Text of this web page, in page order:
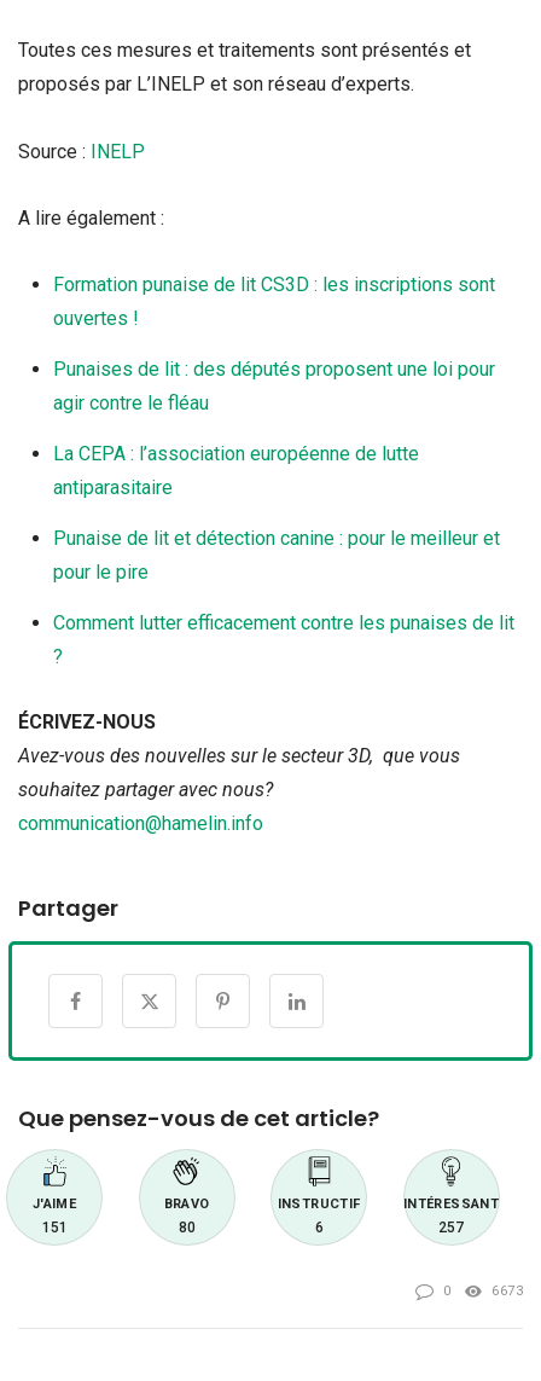
Toutes ces mesures et traitements sont présentés et
proposés par L’INELP et son réseau d’experts.
Source : INELP
A lire également :
Formation punaise de lit CS3D : les inscriptions sont
ouvertes !
Punaises de lit : des députés proposent une loi pour
agir contre le fléau
La CEPA : l’association européenne de lutte
antiparasitaire
Punaise de lit et détection canine : pour le meilleur et
pour le pire
Comment lutter efficacement contre les punaises de lit
?
ÉCRIVEZ-NOUS
Avez-vous des nouvelles sur le secteur 3D, que vous
souhaitez partager avec nous?
communication@hamelin.info
Partager
Que pensez-vous de cet article?
J'AIME
151
BRAVO
80
INSTRUCTIF
6
INTÉRESSANT
257
0 6673